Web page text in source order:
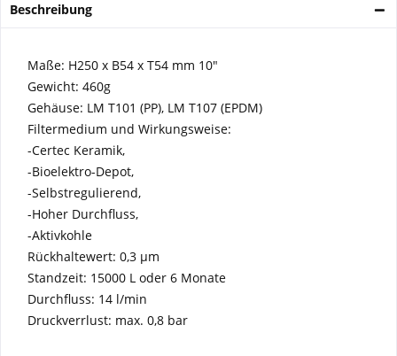
Beschreibung
Maße: H250 x B54 x T54 mm 10"
Gewicht: 460g
Gehäuse: LM T101 (PP), LM T107 (EPDM)
Filtermedium und Wirkungsweise:
-Certec Keramik,
-Bioelektro-Depot,
-Selbstregulierend,
-Hoher Durchfluss,
-Aktivkohle
Rückhaltewert: 0,3 µm
Standzeit: 15000 L oder 6 Monate
Durchfluss: 14 l/min
Druckverrlust: max. 0,8 bar